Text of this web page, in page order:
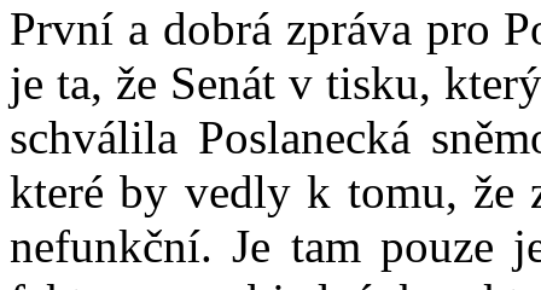
První a dobrá zpráva pro
je ta, že Senát v tisku,
schválila Poslanecká
které by vedly k tomu, že
nefunkční. Je tam pouze